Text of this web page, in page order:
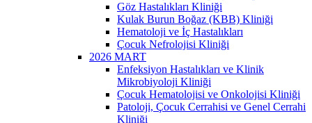
Göz Hastalıkları Kliniği
Kulak Burun Boğaz (KBB) Kliniği
Hematoloji ve İç Hastalıkları
Çocuk Nefrolojisi Kliniği
2026 MART
Enfeksiyon Hastalıkları ve Klinik
Mikrobiyoloji Kliniği
Çocuk Hematolojisi ve Onkolojisi Kliniği
Patoloji, Çocuk Cerrahisi ve Genel Cerrahi
Kliniği